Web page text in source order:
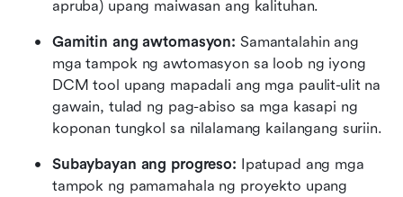
apruba) upang maiwasan ang kalituhan.
Gamitin ang awtomasyon: Samantalahin ang
mga tampok ng awtomasyon sa loob ng iyong
DCM tool upang mapadali ang mga paulit-ulit na
gawain, tulad ng pag-abiso sa mga kasapi ng
koponan tungkol sa nilalamang kailangang suriin.
Subaybayan ang progreso: Ipatupad ang mga
tampok ng pamamahala ng proyekto upang